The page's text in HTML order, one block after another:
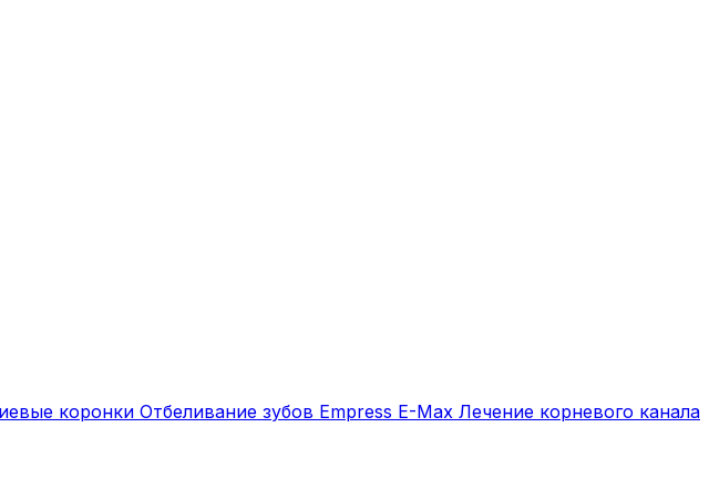
коронки Отбеливание зубов Empress E-Max Лечение корневого канала